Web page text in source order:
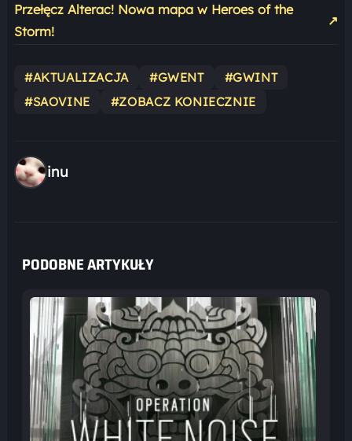
Przełęcz Alterac! Nowa mapa w Heroes of the
Storm!
↗
#AKTUALIZACJA #GWENT
#GWINT
#SAOVINE
#ZOBACZ KONIECZNIE
inu
PODOBNE ARTYKUŁY